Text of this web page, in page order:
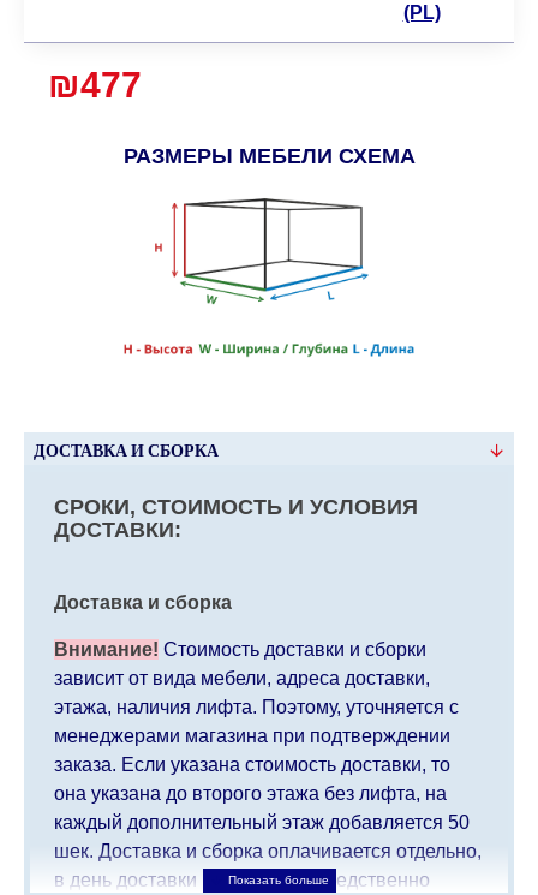
РАЗМЕРЫ МЕБЕЛИ СХЕМА
₪477
(PL)
ДОСТАВКА И СБОРКА
СРОКИ, СТОИМОСТЬ И УСЛОВИЯ
ДОСТАВКИ:
Доставка и сборка
Внимание! Стоимость доставки и сборки
зависит от вида мебели, адреса доставки,
этажа, наличия лифта. Поэтому, уточняется с
менеджерами магазина при подтверждении
заказа. Если указана стоимость доставки, то
она указана до второго этажа без лифта, на
каждый дополнительный этаж добавляется 50
шек. Доставка и сборка оплачивается отдельно,
в день доставки мебели непосредственно